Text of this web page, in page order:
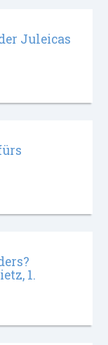
Juleicas
1.